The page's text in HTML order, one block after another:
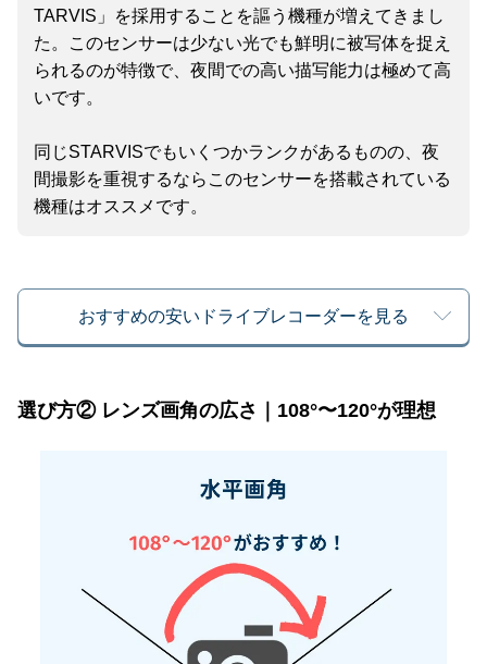
TARVIS」を採用することを謳う機種が増えてきまし
た。このセンサーは少ない光でも鮮明に被写体を捉え
られるのが特徴で、夜間での高い描写能力は極めて高
いです。
同じSTARVISでもいくつかランクがあるものの、夜
間撮影を重視するならこのセンサーを搭載されている
機種はオススメです。
おすすめの安いドライブレコーダーを見る
選び方② レンズ画角の広さ｜108°〜120°が理想